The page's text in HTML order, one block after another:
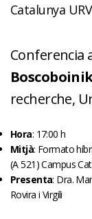
Catalunya URV
Conferencia
recherche,
Hora: 17:00 h
Mitjà: Formato
(A 521) Campus
Presenta: Dra.
Rovira i Virgili